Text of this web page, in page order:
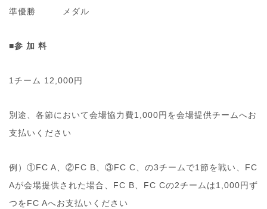
準優勝 メダル
■参 加 料
1チーム 12,000円
別途、各節において会場協力費1,000円を会場提供チームへお
支払いください
例）①FC A、②FC B、③FC C、の3チームで1節を戦い、FC
Aが会場提供された場合、FC B、FC Cの2チームは1,000円ず
つをFC Aへお支払いください